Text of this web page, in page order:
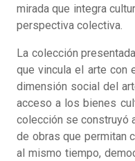
mirada que integra
perspectiva colectiva.
La colección
que vincula el arte con
dimensión social del
acceso a los bienes
colección se construyó
de obras que permitan
al mismo tiempo,